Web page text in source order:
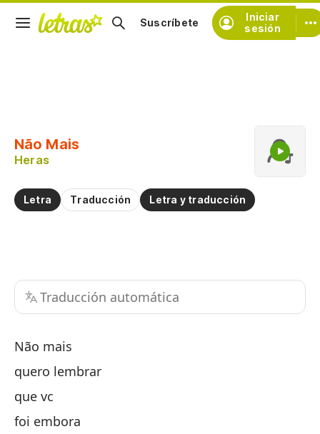
Iniciar
sesión
Suscríbete
Não Mais
Heras
Letra Traducción Letra y traducción
Traducción automática
Não mais
quero lembrar
que vc
foi embora
Practicar la pronunciación de